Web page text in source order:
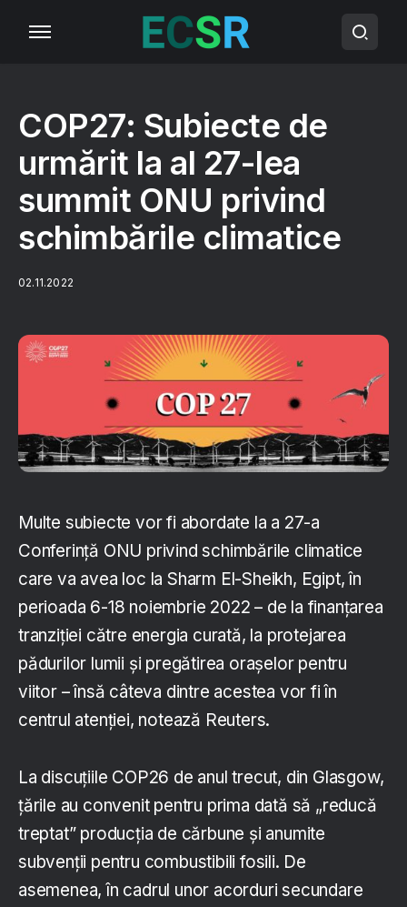
COP27: Subiecte de
urmărit la al 27-lea
summit ONU privind
schimbările climatice
02.11.2022
Multe subiecte vor fi abordate la a 27-a
Conferință ONU privind schimbările climatice
care va avea loc la Sharm El-Sheikh, Egipt, în
perioada 6-18 noiembrie 2022 – de la finanțarea
tranziției către energia curată, la protejarea
pădurilor lumii și pregătirea orașelor pentru
viitor – însă câteva dintre acestea vor fi în
centrul atenției, notează Reuters.
La discuțiile COP26 de anul trecut, din Glasgow,
țările au convenit pentru prima dată să „reducă
treptat” producția de cărbune și anumite
subvenții pentru combustibili fosili. De
asemenea, în cadrul unor acorduri secundare